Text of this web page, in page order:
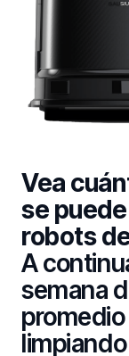
Vea
se
robots
A
semana
promedio